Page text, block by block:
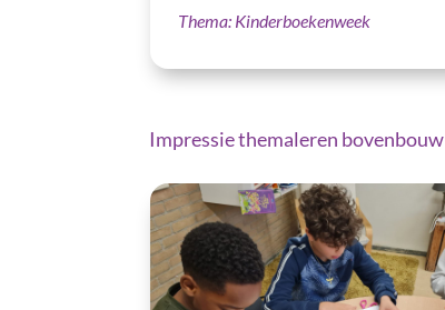
Thema: Kinderboekenweek
Impressie themaleren bovenbouw